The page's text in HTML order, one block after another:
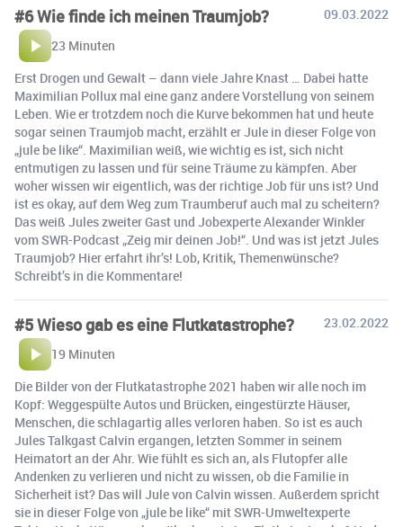
#6 Wie finde ich meinen Traumjob?
09.03.2022
23 Minuten
Erst Drogen und Gewalt – dann viele Jahre Knast … Dabei hatte
Maximilian Pollux mal eine ganz andere Vorstellung von seinem
Leben. Wie er trotzdem noch die Kurve bekommen hat und heute
sogar seinen Traumjob macht, erzählt er Jule in dieser Folge von
„jule be like“. Maximilian weiß, wie wichtig es ist, sich nicht
entmutigen zu lassen und für seine Träume zu kämpfen. Aber
woher wissen wir eigentlich, was der richtige Job für uns ist? Und
ist es okay, auf dem Weg zum Traumberuf auch mal zu scheitern?
Das weiß Jules zweiter Gast und Jobexperte Alexander Winkler
vom SWR-Podcast „Zeig mir deinen Job!“. Und was ist jetzt Jules
Traumjob? Hier erfahrt ihr’s! Lob, Kritik, Themenwünsche?
Schreibt’s in die Kommentare!
#5 Wieso gab es eine Flutkatastrophe?
23.02.2022
19 Minuten
Die Bilder von der Flutkatastrophe 2021 haben wir alle noch im
Kopf: Weggespülte Autos und Brücken, eingestürzte Häuser,
Menschen, die schlagartig alles verloren haben. So ist es auch
Jules Talkgast Calvin ergangen, letzten Sommer in seinem
Heimatort an der Ahr. Wie fühlt es sich an, als Flutopfer alle
Andenken zu verlieren und nicht zu wissen, ob die Familie in
Sicherheit ist? Das will Jule von Calvin wissen. Außerdem spricht
sie in dieser Folge von „jule be like“ mit SWR-Umweltexperte